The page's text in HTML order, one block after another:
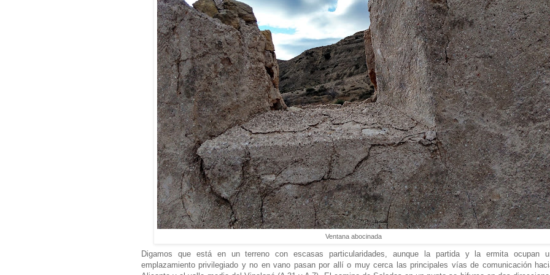
Ventana abocinada
Digamos que está en un terreno con escasas particularidades, aunque la partida y la ermita ocupan
emplazamiento privilegiado y no en vano pasan por allí o muy cerca las principales vías de comunicación